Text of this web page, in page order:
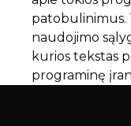
patobulinimus.
naudojimo
kurios tekstas
programinę